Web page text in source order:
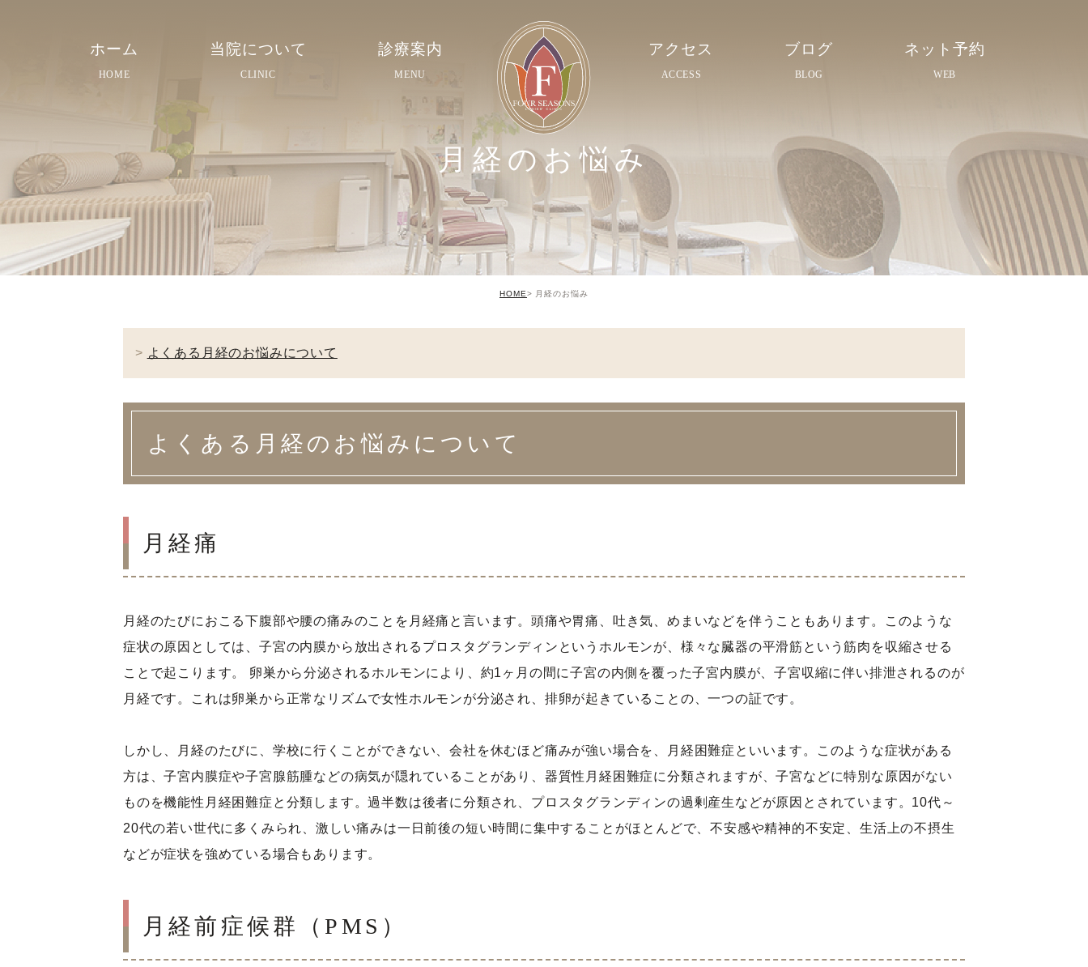
ホーム
HOME
当院について
CLINIC
院内紹介
スタッフ紹介
診療案内
MENU
アクセス
ACCESS
ブログ
BLOG
ネット予約
WEB
月経のお悩み
HOME 月経のお悩み
> よくある月経のお悩みについて
よくある月経のお悩みについて
月経痛
月経のたびにおこる下腹部や腰の痛みのことを月経痛と言います。頭痛や胃痛、吐き気、めまいなどを伴うこともあります。このような
症状の原因としては、子宮の内膜から放出されるプロスタグランディンというホルモンが、様々な臓器の平滑筋という筋肉を収縮させる
ことで起こります。 卵巣から分泌されるホルモンにより、約1ヶ月の間に子宮の内側を覆った子宮内膜が、子宮収縮に伴い排泄されるのが
月経です。これは卵巣から正常なリズムで女性ホルモンが分泌され、排卵が起きていることの、一つの証です。
しかし、月経のたびに、学校に行くことができない、会社を休むほど痛みが強い場合を、月経困難症といいます。このような症状がある
方は、子宮内膜症や子宮腺筋腫などの病気が隠れていることがあり、器質性月経困難症に分類されますが、子宮などに特別な原因がない
ものを機能性月経困難症と分類します。過半数は後者に分類され、プロスタグランディンの過剰産生などが原因とされています。10代～
20代の若い世代に多くみられ、激しい痛みは一日前後の短い時間に集中することがほとんどで、不安感や精神的不安定、生活上の不摂生
などが症状を強めている場合もあります。
月経前症候群（PMS）